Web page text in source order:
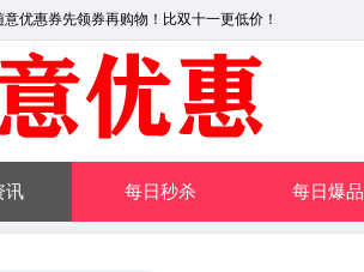
优惠券先领券再购物！比双十一更低价！
讯 每日秒杀 每日爆品